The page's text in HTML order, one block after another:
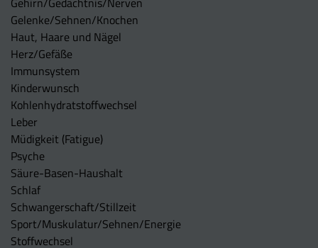
Gelenke/Sehnen/Knochen
Haut, Haare und Nägel
Herz/Gefäße
Immunsystem
Kinderwunsch
Kohlenhydratstoffwechsel
Leber
Müdigkeit (Fatigue)
Psyche
Säure-Basen-Haushalt
Schlaf
Schwangerschaft/Stillzeit
Sport/Muskulatur/Sehnen/Energie
Stoffwechsel